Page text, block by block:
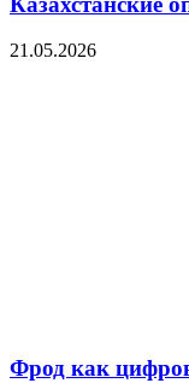
21.05.2026
Фрод как